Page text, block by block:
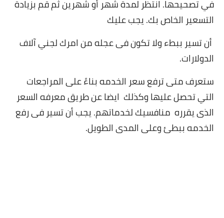
في تصحيحها. انتظر لمدة شهر أو شهرين ثم قم بزيادة
التسعير الخاص بك. يجب عليك
أن تسير ببطء ولا تكون فى عجله من امرك لجني آلاف
الدولارات.
ستعرف متى ترفع سعر الخدمه بناءً على المراجعات
التي تحصل عليها وكذلك ايضا عن طريق معرفه السعر
الذى يقرره منافسيك لخدماتهم. يجب أن تسير فى رفع
الخدمه ببطئ وعلى المدى الطويل.